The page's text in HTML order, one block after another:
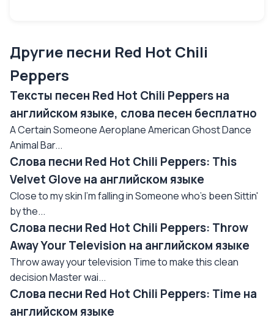
Другие песни Red Hot Chili
Peppers
Тексты песен Red Hot Chili Peppers на
английском языке, слова песен бесплатно
A Certain Someone Aeroplane American Ghost Dance
Animal Bar...
Слова песни Red Hot Chili Peppers: This
Velvet Glove на английском языке
Close to my skin I'm falling in Someone who's been Sittin'
by the...
Слова песни Red Hot Chili Peppers: Throw
Away Your Television на английском языке
Throw away your television Time to make this clean
decision Master wai...
Слова песни Red Hot Chili Peppers: Time на
английском языке